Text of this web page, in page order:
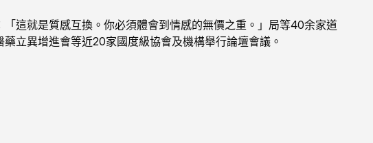
這就是質感互換。你必須體會到情感的無價之重。」局等40余家道
立異增進會等近20家國度級協會及機構舉行論壇會議。